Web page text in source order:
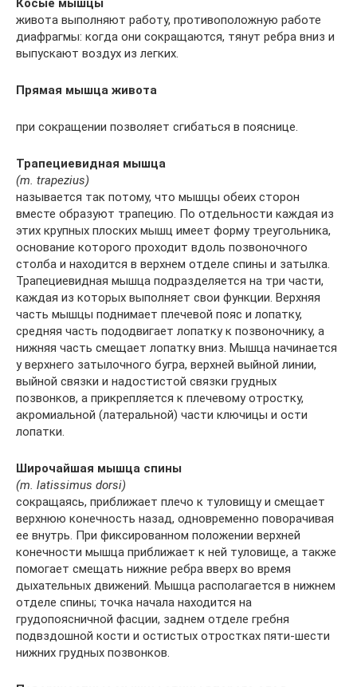
Косые мышцы
живота выполняют работу, противоположную работе
диафрагмы: когда они сокращаются, тянут ребра вниз и
выпускают воздух из легких.
Прямая мышца живота
при сокращении позволяет сгибаться в пояснице.
Трапециевидная мышца
(m. trapezius)
называется так потому, что мышцы обеих сторон
вместе образуют трапецию. По отдельности каждая из
этих крупных плоских мышц имеет форму треугольника,
основание которого проходит вдоль позвоночного
столба и находится в верхнем отделе спины и затылка.
Трапециевидная мышца подразделяется на три части,
каждая из которых выполняет свои функции. Верхняя
часть мышцы поднимает плечевой пояс и лопатку,
средняя часть пододвигает лопатку к позвоночнику, а
нижняя часть смещает лопатку вниз. Мышца начинается
у верхнего затылочного бугра, верхней выйной линии,
выйной связки и надостистой связки грудных
позвонков, а прикрепляется к плечевому отростку,
акромиальной (латеральной) части ключицы и ости
лопатки.
Широчайшая мышца спины
(m. latissimus dorsi)
сокращаясь, приближает плечо к туловищу и смещает
верхнюю конечность назад, одновременно поворачивая
ее внутрь. При фиксированном положении верхней
конечности мышца приближает к ней туловище, а также
помогает смещать нижние ребра вверх во время
дыхательных движений. Мышца располагается в нижнем
отделе спины; точка начала находится на
грудопоясничной фасции, заднем отделе гребня
подвздошной кости и остистых отростках пяти-шести
нижних грудных позвонков.